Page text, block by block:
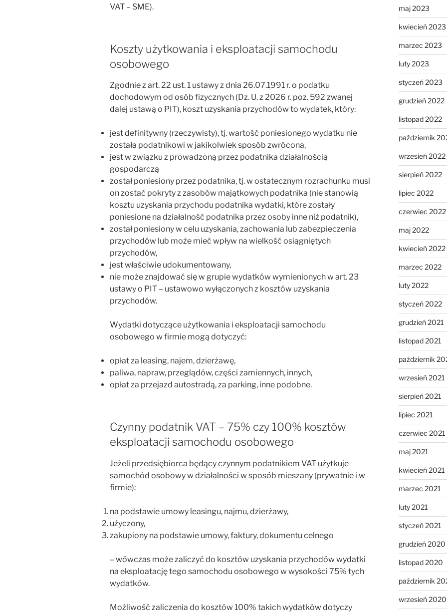
VAT – SME).
Koszty użytkowania i eksploatacji samochodu
osobowego
Zgodnie z art. 22 ust. 1 ustawy z dnia 26.07.1991 r. o podatku
dochodowym od osób fizycznych (Dz. U. z 2026 r. poz. 592 zwanej
dalej ustawą o PIT), koszt uzyskania przychodów to wydatek, który:
jest definitywny (rzeczywisty), tj. wartość poniesionego wydatku nie
została podatnikowi w jakikolwiek sposób zwrócona,
jest w związku z prowadzoną przez podatnika działalnością
gospodarczą
został poniesiony przez podatnika, tj. w ostatecznym rozrachunku musi
on zostać pokryty z zasobów majątkowych podatnika (nie stanowią
kosztu uzyskania przychodu podatnika wydatki, które zostały
poniesione na działalność podatnika przez osoby inne niż podatnik),
został poniesiony w celu uzyskania, zachowania lub zabezpieczenia
przychodów lub może mieć wpływ na wielkość osiągniętych
przychodów,
jest właściwie udokumentowany,
nie może znajdować się w grupie wydatków wymienionych w art. 23
ustawy o PIT – ustawowo wyłączonych z kosztów uzyskania
przychodów.
Wydatki dotyczące użytkowania i eksploatacji samochodu
osobowego w firmie mogą dotyczyć:
opłat za leasing, najem, dzierżawę,
paliwa, napraw, przeglądów, części zamiennych, innych,
opłat za przejazd autostradą, za parking, inne podobne.
Czynny podatnik VAT – 75% czy 100% kosztów
eksploatacji samochodu osobowego
Jeżeli przedsiębiorca będący czynnym podatnikiem VAT użytkuje
samochód osobowy w działalności w sposób mieszany (prywatnie i w
firmie):
na podstawie umowy leasingu, najmu, dzierżawy,
użyczony,
zakupiony na podstawie umowy, faktury, dokumentu celnego
– wówczas może zaliczyć do kosztów uzyskania przychodów wydatki
na eksploatację tego samochodu osobowego w wysokości 75% tych
wydatków.
Możliwość zaliczenia do kosztów 100% takich wydatków dotyczy
maj 2023
kwiecień 2023
marzec 2023
luty 2023
styczeń 2023
grudzień 2022
listopad 2022
październik
wrzesień 2022
sierpień 2022
lipiec 2022
czerwiec 2022
maj 2022
kwiecień 2022
marzec 2022
luty 2022
styczeń 2022
grudzień 2021
listopad 2021
październik
wrzesień 2021
sierpień 2021
lipiec 2021
czerwiec 2021
maj 2021
kwiecień 2021
marzec 2021
luty 2021
styczeń 2021
grudzień 2020
listopad 2020
październik
wrzesień 2020